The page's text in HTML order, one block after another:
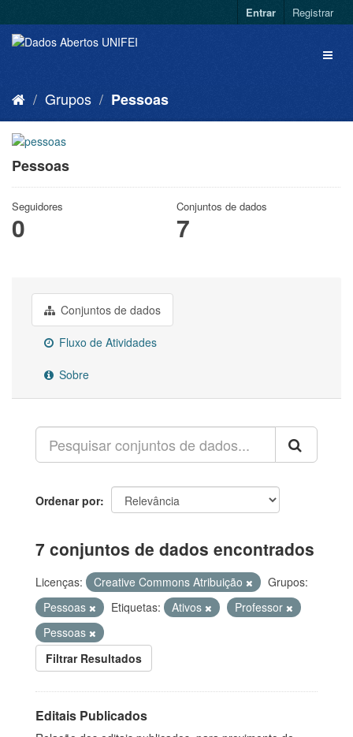
Entrar Registrar
Grupos Pessoas
Pessoas
Seguidores
0
Conjuntos de dados
7
Conjuntos de dados
Fluxo de Atividades
Sobre
Ordenar por
7 conjuntos de dados encontrados
Licenças: Creative Commons Atribuição
Grupos:
Pessoas
Etiquetas: Ativos
Professor
Pessoas
Filtrar Resultados
Editais Publicados